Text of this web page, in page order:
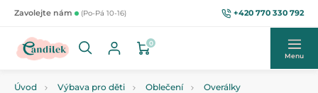
Zavolejte nám (Po-Pá 10-16) +420 770 330 792
0
Menu
Úvod Výbava pro děti Oblečení Overálky